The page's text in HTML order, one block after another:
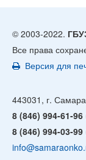
© 2003-2022.
Все права
Версия для
443031, г.
8 (846) 994-61-96
8 (846) 994-03-99